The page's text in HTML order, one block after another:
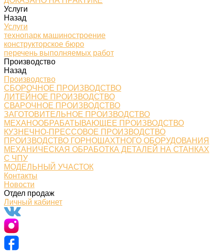
Услуги
Назад
Услуги
технопарк машиностроение
конструкторское бюро
перечень выполняемых работ
Производство
Назад
Производство
СБОРОЧНОЕ ПРОИЗВОДСТВО
ЛИТЕЙНОЕ ПРОИЗВОДСТВО
СВАРОЧНОЕ ПРОИЗВОДСТВО
ЗАГОТОВИТЕЛЬНОЕ ПРОИЗВОДСТВО
МЕХАНООБРАБАТЫВАЮЩЕЕ ПРОИЗВОДСТВО
КУЗНЕЧНО-ПРЕССОВОЕ ПРОИЗВОДСТВО
ПРОИЗВОДСТВО ГОРНОШАХТНОГО ОБОРУДОВАНИЯ
МЕХАНИЧЕСКАЯ ОБРАБОТКА ДЕТАЛЕЙ НА СТАНКАХ
С ЧПУ
МОДЕЛЬНЫЙ УЧАСТОК
Контакты
Новости
Отдел продаж
Личный кабинет